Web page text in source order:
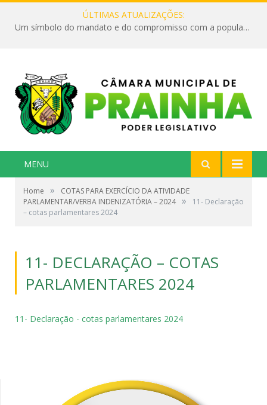
ÚLTIMAS ATUALIZAÇÕES:
Um símbolo do mandato e do compromisso com a população
MENU
Home »
COTAS PARA EXERCÍCIO DA ATIVIDADE
PARLAMENTAR/VERBA INDENIZATÓRIA – 2024 »
11- Declaração
– cotas parlamentares 2024
11- DECLARAÇÃO – COTAS
PARLAMENTARES 2024
11- Declaração - cotas parlamentares 2024